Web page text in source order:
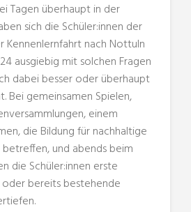
Tagen überhaupt in der
sich die Schüler:innen der
Kennenlernfahrt nach Nottuln
ausgiebig mit solchen Fragen
dabei besser oder überhaupt
Bei gemeinsamen Spielen,
einem
die Bildung für nachhaltige
betreffen, und abends beim
die Schüler:innen erste
bereits bestehende